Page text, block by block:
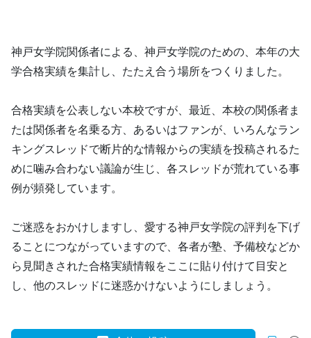
神戸女学院関係者による、神戸女学院のための、本年の大
学合格実績を集計し、たたえ合う場所をつくりました。
合格実績を公表しない本校ですが、最近、本校の関係者ま
たは関係者を名乗る方、あるいはファンが、いろんなラン
キングスレッドで断片的な情報からの実績を投稿されるた
めに噛み合わない議論が生じ、各スレッドが荒れている事
例が頻発しています。
ご迷惑をおかけしますし、愛する神戸女学院の評判を下げ
ることにつながっていますので、各者が塾、予備校などか
ら見聞きされた合格実績情報をここに貼り付けて目安と
し、他のスレッドに迷惑かけないようにしましょう。